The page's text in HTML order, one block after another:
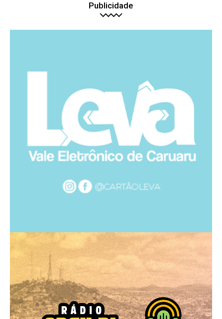
Publicidade